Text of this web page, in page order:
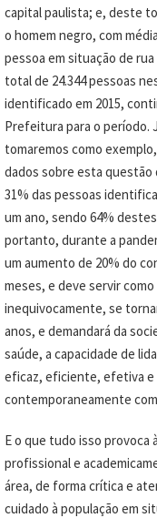
capital paulista; e, deste
o homem negro, com
pessoa em situação de
total de 24.344 pessoas
identificado em 2015,
Prefeitura para o período.
tomaremos como
dados sobre esta questão
31% das pessoas
um ano, sendo 64%
portanto, durante a
um aumento de 20% do
meses, e deve servir
inequivocamente, se
anos, e demandará da
saúde, a capacidade de
eficaz, eficiente, efetiva
contemporaneamente
E o que tudo isso provoca
profissional e
área, de forma crítica e
cuidado à população em